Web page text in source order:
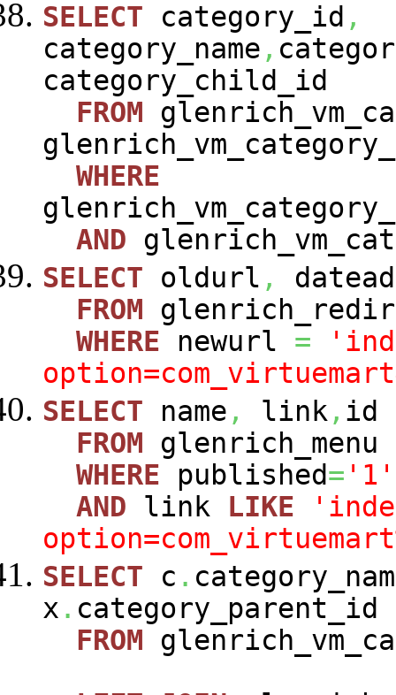
SELECT category_id ,
category_name ,
category_child_id
FROM
WHERE
AND
SELECT oldurl ,
FROM
WHERE newurl =
SELECT name , link, id
FROM glenrich_menu
WHERE published= '1'
AND link LIKE
SELECT c .
x . category_parent_id
FROM